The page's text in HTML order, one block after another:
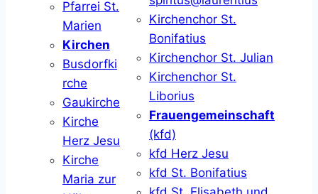
Pfarrei St.
Marien
Kirchen
Busdorfki
rche
Gaukirche
Kirche
Herz Jesu
Kirche
Maria zur
Kirchenchor St.
Bonifatius
Kirchenchor St. Julian
Kirchenchor St.
Liborius
Frauengemeinschaft
(kfd)
kfd Herz Jesu
kfd St. Bonifatius